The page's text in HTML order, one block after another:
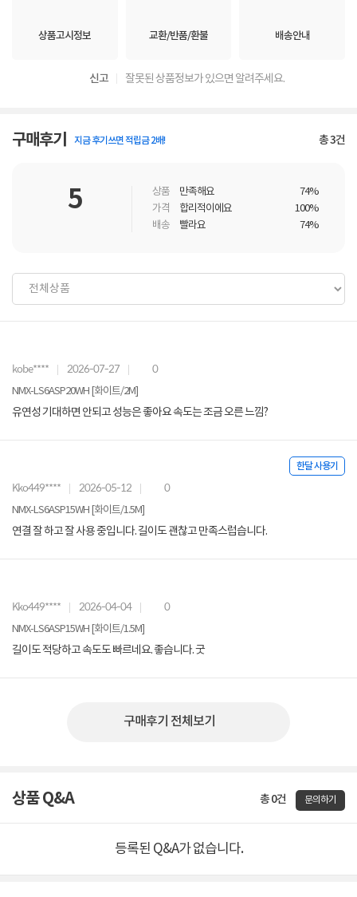
상품고시정보 교환/반품/환불 배송안내
신고 잘못된 상품정보가 있으면 알려주세요.
구매후기 지금 후기쓰면 적립금 2배! 총3건
5 상품 만족해요
74%
가격
합리적이에요
100%
배송
빨라요 74%
kobe**** 2026-07-27 0
NMX-LS6ASP20WH [화이트/2M]
유연성 기대하면 안되고 성능은 좋아요 속도는 조금 오른 느낌?
한달 사용기
Kko449**** 2026-05-12 0
NMX-LS6ASP15WH [화이트/1.5M]
연결 잘 하고 잘 사용 중입니다. 길이도 괜찮고 만족스럽습니다.
Kko449**** 2026-04-04 0
NMX-LS6ASP15WH [화이트/1.5M]
길이도 적당하고 속도도 빠르네요. 좋습니다. 굿
구매후기 전체보기
상품 Q&A 총 0건 문의하기
등록된 Q&A가 없습니다.